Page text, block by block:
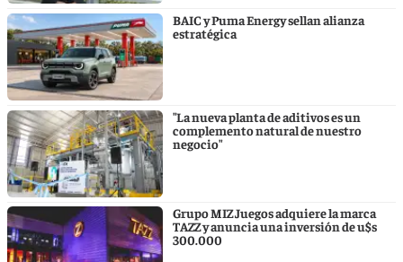
BAIC y Puma Energy sellan alianza
estratégica
"La nueva planta de aditivos es un
complemento natural de nuestro
negocio"
Grupo MIZ Juegos adquiere la marca
TAZZ y anuncia una inversión de u$s
300.000